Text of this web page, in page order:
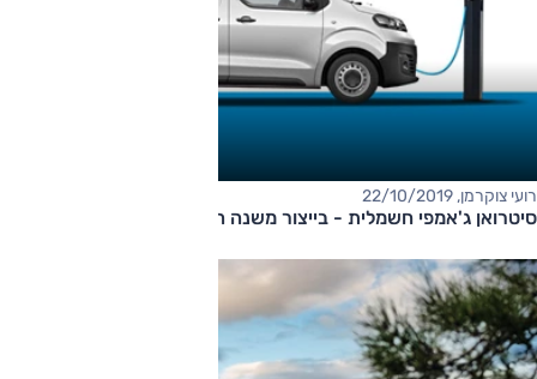
רועי צוקרמן, 22/10/2019
סיטרואן ג'אמפי חשמלית - בייצור משנה הבאה